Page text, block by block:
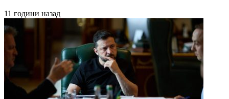
11 години назад